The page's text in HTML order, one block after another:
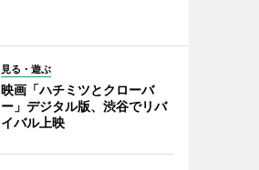
見る・遊ぶ
映画「ハチミツとクローバ
ー」デジタル版、渋谷でリバ
イバル上映